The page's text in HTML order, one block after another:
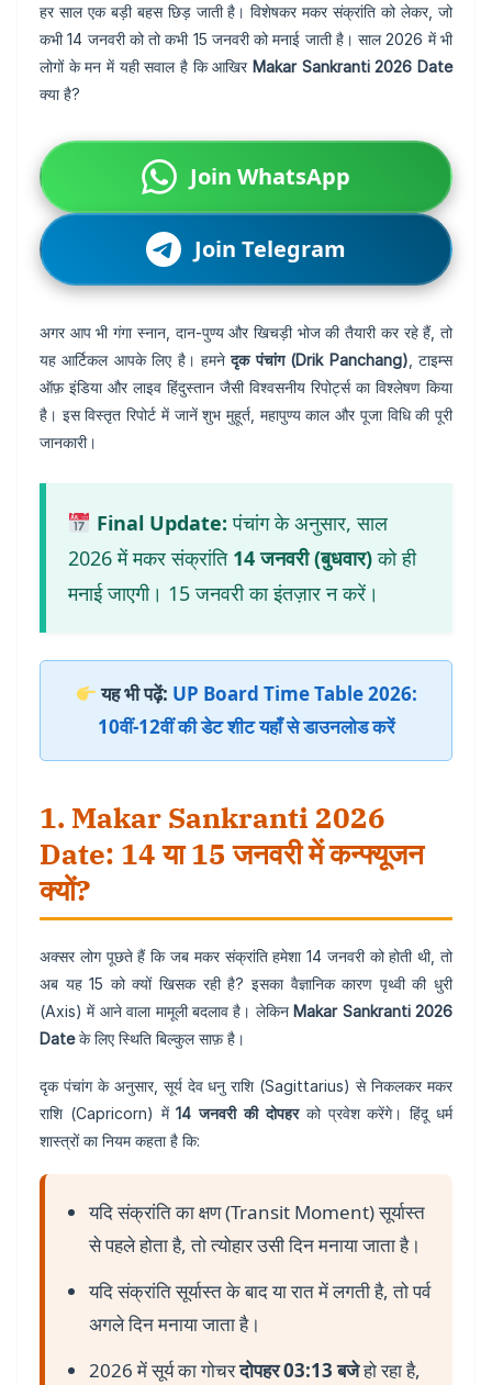
हर साल एक बड़ी बहस छिड़ जाती है। विशेषकर मकर संक्रांति को लेकर, जो
कभी 14 जनवरी को तो कभी 15 जनवरी को मनाई जाती है। साल 2026 में भी
लोगों के मन में यही सवाल है कि आखिर Makar Sankranti 2026 Date
क्या है?
Join WhatsApp
Join Telegram
अगर आप भी गंगा स्नान, दान-पुण्य और खिचड़ी भोज की तैयारी कर रहे हैं, तो
यह आर्टिकल आपके लिए है। हमनेदृक पंचांग (Drik Panchang), टाइम्स
ऑफ़ इंडिया और लाइव हिंदुस्तान जैसी विश्वसनीय रिपोर्ट्स का विश्लेषण किया
है। इस विस्तृत रिपोर्ट में जानें शुभ मुहूर्त, महापुण्य काल और पूजा विधि की पूरी
जानकारी।
Final Update: पंचांग के अनुसार, साल
2026 में मकर संक्रांति 14 जनवरी (बुधवार)को ही
मनाई जाएगी। 15 जनवरी का इंतज़ार न करें।
यह भी पढ़ें: UP Board Time Table 2026:
10वीं-12वीं की डेट शीट यहाँ से डाउनलोड करें
1. Makar Sankranti 2026
Date: 14 या 15 जनवरी में कन्फ्यूजन
क्यों?
अक्सर लोग पूछते हैं कि जब मकर संक्रांति हमेशा 14 जनवरी को होती थी, तो
अब यह 15 को क्यों खिसक रही है? इसका वैज्ञानिक कारण पृथ्वी की धुरी
(Axis) में आने वाला मामूली बदलाव है। लेकिन Makar Sankranti 2026
Dateके लिए स्थिति बिल्कुल साफ़ है।
दृक पंचांग के अनुसार, सूर्य देव धनु राशि (Sagittarius) से निकलकर मकर
राशि (Capricorn) में14 जनवरी की दोपहरको प्रवेश करेंगे। हिंदू धर्म
शास्त्रों का नियम कहता है कि:
यदि संक्रांति का क्षण (Transit Moment) सूर्यास्त
से पहले होता है, तो त्योहार उसी दिन मनाया जाता है।
यदि संक्रांति सूर्यास्त के बाद या रात में लगती है, तो पर्व
अगले दिन मनाया जाता है।
2026 में सूर्य का गोचरदोपहर 03:13 बजेहो रहा है,